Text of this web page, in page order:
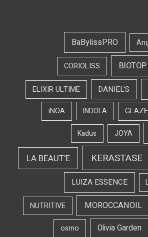
BaBylissPRO
BIOTOP
CORIOLISS
DANIEL'S
ELIXIR ULTIME
INDOLA
iNOA
JOYA
Kadus
KERASTASE
LA BEAUT'E
LUIZA ESSENCE
MOROCCANOIL
NUTRITIVE
Olivia Garden
osmo